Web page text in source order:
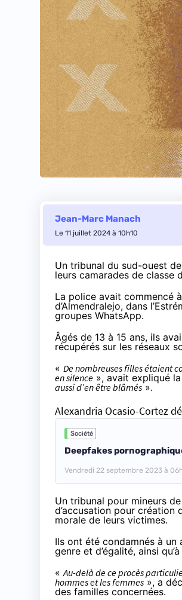
Jean-Marc Manach
Le 11 juillet 2024 à 10h10
Un tribunal du sud-ouest
leurs camarades de classe
La police avait commencé
d’Almendralejo, dans
groupes WhatsApp.
Âgés de 13 à 15 ans, ils
récupérés sur les réseaux
« De nombreuses filles étaient
en silence », avait expliqué la
aussi d’en être blâmés».
Alexandria Ocasio-Cortez
Société
Deepfakes
Vendredi 22 septembre 2023 à
Un tribunal pour mineurs
d’accusation pour création
morale de leurs victimes.
Ils ont été condamnés à un
genre et d’égalité, ainsi qu’à
«Au-delà de ce procès
hommes et les femmes », a
des familles concernées.